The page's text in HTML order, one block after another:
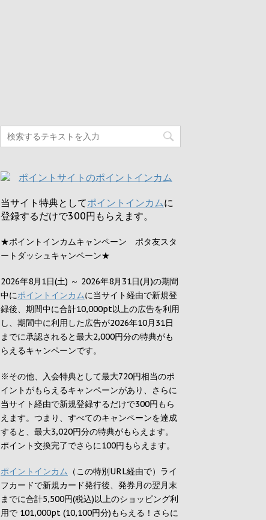
当サイト特典としてポイントインカムに
登録するだけで300円 もらえます。
★ポイントインカムキャンペーン ポタ友スタ
ートダッシュキャンペーン★
2026年8月1日(土) ～ 2026年8月31日(月)の期間
中にポイントインカムに当サイト経由で新規登
録後、期間中に合計10,000pt以上の広告を利用
し、期間中に利用した広告が2026年10月31日
までに承認されると最大2,000円分の特典がも
らえるキャンペーンです。
※その他、入会特典として最大720円相当のポ
イントがもらえるキャンペーンがあり、さらに
当サイト経由で新規登録するだけで300円もら
えます。つまり、すべてのキャンペーンを達成
すると、最大3,020円分の特典がもらえます。
ポイント交換完了でさらに100円もらえます。
ポイントインカム （この特別URL経由で）ライ
フカードで新規カード発行後、発券月の翌月末
までに合計5,500円(税込)以上のショッピング利
用で 101,000pt (10,100円分)もらえる！さらに